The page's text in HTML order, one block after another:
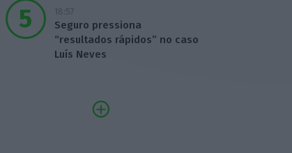
18:57
Seguro pressiona
“resultados rápidos” no caso
Luís Neves